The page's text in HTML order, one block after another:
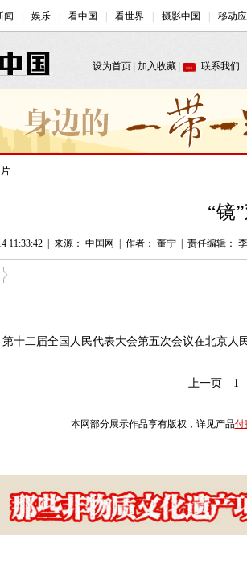
“镜
11:33:42 来源： 中国网 作者： 董宁 责任编辑：
十二届全国人民代表大会第五次会议在北京人
上一页
1
本网部分展示作品享有版权，详见产品付